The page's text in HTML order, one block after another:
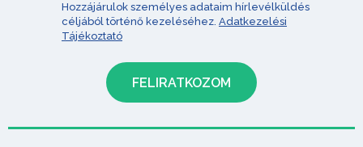
Hozzájárulok személyes adataim hírlevélküldés
céljából történő kezeléséhez. Adatkezelési
Tájékoztató